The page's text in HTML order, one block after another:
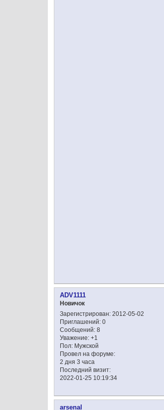
ADV1111
Новичок
Зарегистрирован: 2012-05-02
Приглашений: 0
Сообщений: 8
Уважение: +1
Пол: Мужской
Провел на форуме:
2 дня 3 часа
Последний визит:
2022-01-25 10:19:34
arsenal